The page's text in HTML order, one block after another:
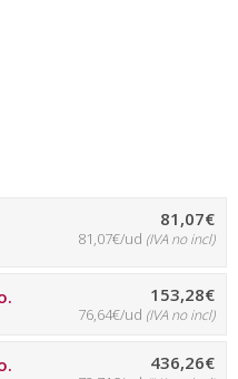
81,07€
81,07€/ud (IVA no incl)
153,28€
76,64€/ud (IVA no incl)
436,26€